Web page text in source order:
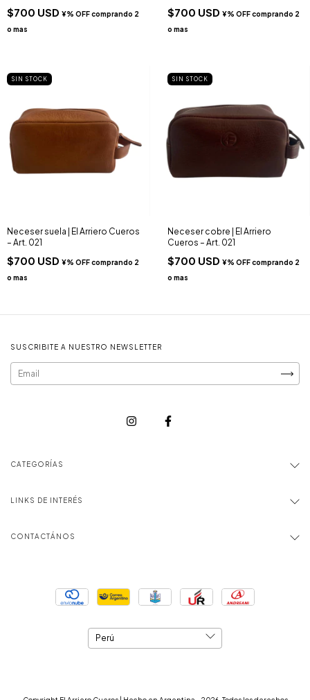
$700 USD $700 USD
SIN STOCK
Neceser suela | El Arriero Cueros
– Art. 021
$700 USD
SIN STOCK
Neceser cobre | El Arriero
Cueros – Art. 021
$700 USD
SUSCRIBITE A NUESTRO NEWSLETTER
CATEGORÍAS
LINKS DE INTERÉS
CONTACTÁNOS